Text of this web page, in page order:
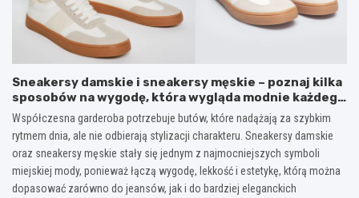
Sneakersy damskie i sneakersy męskie – poznaj kilka
sposobów na wygodę, która wygląda modnie każdego
dnia
Współczesna garderoba potrzebuje butów, które nadążają za szybkim
rytmem dnia, ale nie odbierają stylizacji charakteru. Sneakersy damskie
oraz sneakersy męskie stały się jednym z najmocniejszych symboli
miejskiej mody, ponieważ łączą wygodę, lekkość i estetykę, którą można
dopasować zarówno do jeansów, jak i do bardziej eleganckich